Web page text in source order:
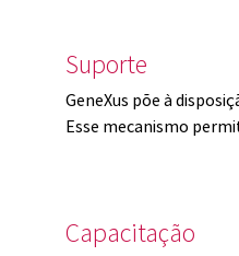
Suporte
GeneXus põe à
Esse mecanismo
Capacitação